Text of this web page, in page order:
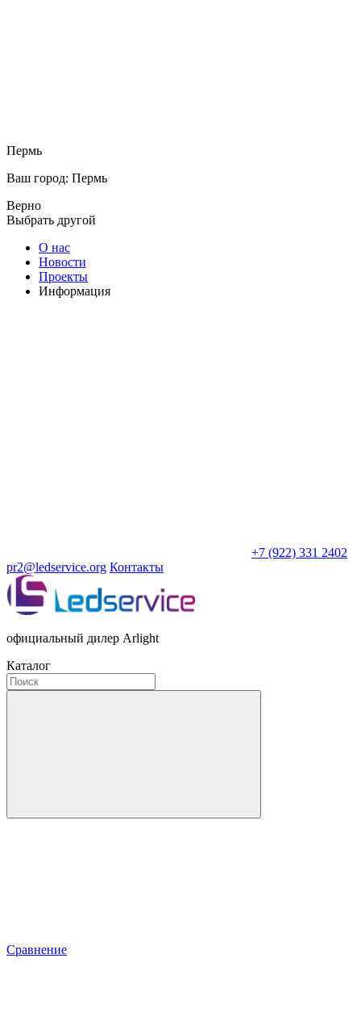
Пермь
Ваш город: Пермь
Верно
Выбрать другой
О нас
Новости
Проекты
Информация
+7 (922) 331 2402
pr2@ledservice.org Контакты
официальный дилер Arlight
Каталог
Сравнение